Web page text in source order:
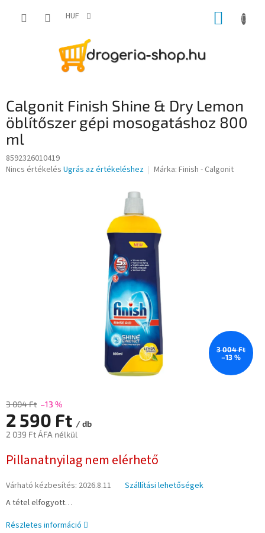
HUF KOSÁR
Calgonit Finish Shine & Dry Lemon
öblítőszer gépi mosogatáshoz 800
ml
8592326010419
A
Nincs értékelés Ugrás az értékeléshez Márka: Finish - Calgonit
3 004 Ft
–13 %
3 004 Ft –13 %
2 590 Ft / db
2 039 Ft ÁFA nélkül
Pillanatnyilag nem elérhető
Várható kézbesítés: 2026.8.11
Szállítási lehetőségek
A tétel elfogyott…
Részletes információ